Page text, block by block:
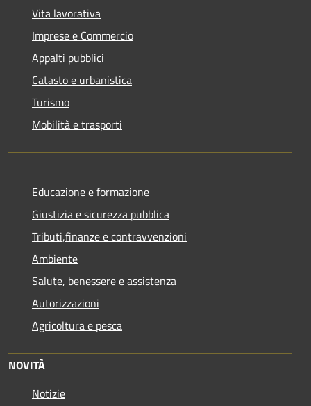
Vita lavorativa
Imprese e Commercio
Appalti pubblici
Catasto e urbanistica
Turismo
Mobilità e trasporti
Educazione e formazione
Giustizia e sicurezza pubblica
Tributi,finanze e contravvenzioni
Ambiente
Salute, benessere e assistenza
Autorizzazioni
Agricoltura e pesca
NOVITÀ
Notizie